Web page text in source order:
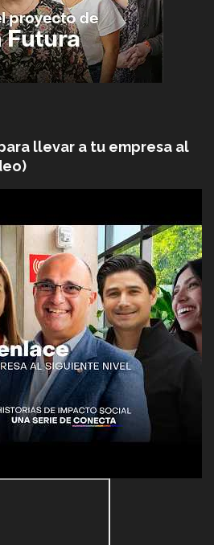
llevar a tu empresa al